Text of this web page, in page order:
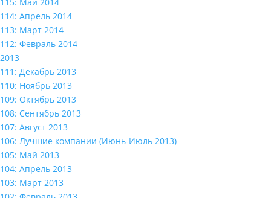
114: Апрель 2014
113: Март 2014
112: Февраль 2014
2013
111: Декабрь 2013
110: Ноябрь 2013
109: Октябрь 2013
108: Сентябрь 2013
107: Август 2013
106: Лучшие компании (Июнь-Июль 2013)
105: Май 2013
104: Апрель 2013
103: Март 2013